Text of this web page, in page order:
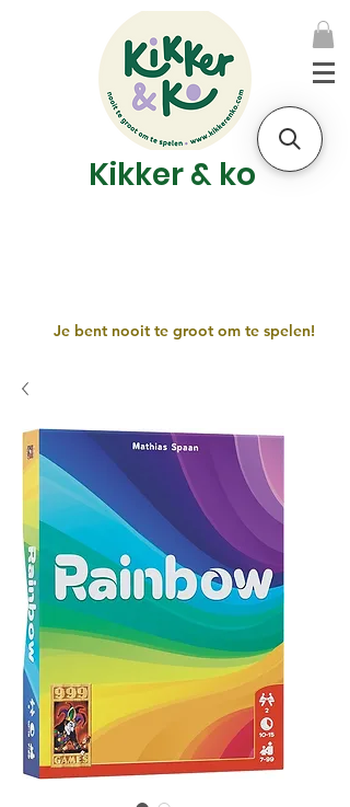
Kikker & ko
Je bent nooit te groot om te spelen!